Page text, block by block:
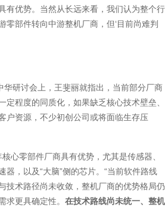
有优势。当然从长远来看，我们认为整个行
零部件转向中游整机厂商，但‘目前尚难判
研讨会上，王斐丽就指出，当前部分厂商
定程度的同质化，如果缺乏核心技术壁垒、
户资源，不少初创公司或将面临生存压
心零部件厂商具有优势，尤其是传感器、
器，以及“大脑”侧的芯片。“当前软件路线
技术路径尚未收敛，整机厂商的优势格局仍
求更具确定性。 在技术路线尚未统一、整机